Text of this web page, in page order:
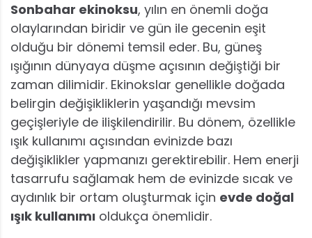
Sonbahar ekinoksu, yılın en önemli doğa
olaylarından biridir ve gün ile gecenin eşit
olduğu bir dönemi temsil eder. Bu, güneş
ışığının dünyaya düşme açısının değiştiği bir
zaman dilimidir. Ekinokslar genellikle doğada
belirgin değişikliklerin yaşandığı mevsim
geçişleriyle de ilişkilendirilir. Bu dönem, özellikle
ışık kullanımı açısından evinizde bazı
değişiklikler yapmanızı gerektirebilir. Hem enerji
tasarrufu sağlamak hem de evinizde sıcak ve
aydınlık bir ortam oluşturmak için evde doğal
ışık kullanımı oldukça önemlidir.